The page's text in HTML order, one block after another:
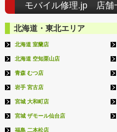
モバイル修理.jp 店舗
北海道・東北エリア
北海道 室蘭店
北海道 空知栗山店
青森 むつ店
岩手 宮古店
宮城 大和町店
宮城 ザモール仙台店
福島 二本松店